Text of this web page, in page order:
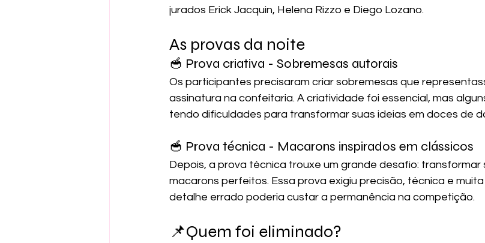
jurados Erick Jacquin, Helena Rizzo e Diego Lozano.
As provas da noite
🥣 Prova criativa - Sobremesas autorais
Os participantes precisaram criar sobremesas que
assinatura na confeitaria. A criatividade foi essencial, mas
tendo dificuldades para transformar suas ideias em doces de
🥣 Prova técnica - Macarons inspirados em clássicos
Depois, a prova técnica trouxe um grande desafio: transformar
macarons perfeitos. Essa prova exigiu precisão, técnica e
detalhe errado poderia custar a permanência na competição.
📌Quem foi eliminado?